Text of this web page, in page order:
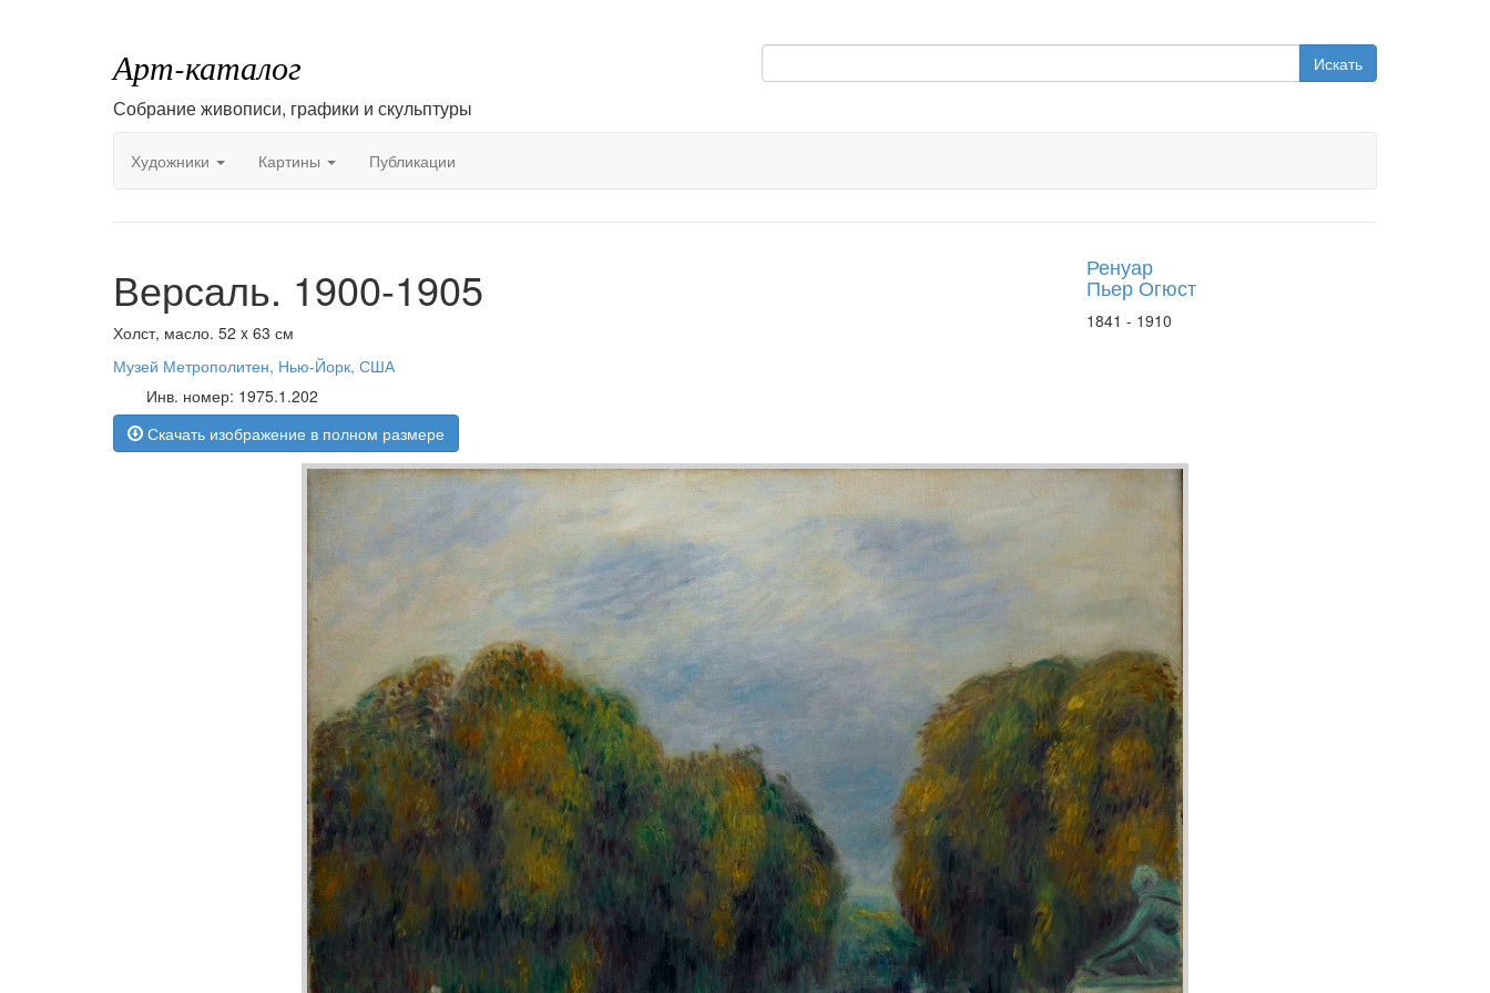
Арт-каталог
Собрание живописи, графики и скульптуры
Искать
Художники Картины Публикации
Версаль. 1900-1905
Холст, масло. 52 x 63 см
Музей Метрополитен, Нью-Йорк, США
Инв. номер: 1975.1.202
Скачать изображение в полном размере
Ренуар
Пьер Огюст
1841 - 1910